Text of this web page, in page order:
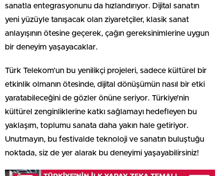
sanatla entegrasyonunu da hızlandırıyor. Dijital sanatın
yeni yüzüyle tanışacak olan ziyaretçiler, klasik sanat
anlayışının ötesine geçerek, çağın gereksinimlerine uygun
bir deneyim yaşayacaklar.
Türk Telekom’un bu yenilikçi projeleri, sadece kültürel bir
etkinlik olmanın ötesinde, dijital dönüşümün nasıl bir etki
yaratabileceğini de gözler önüne seriyor. Türkiye’nin
kültürel zenginliklerine katkı sağlamayı hedefleyen bu
yaklaşım, toplumu sanata daha yakın hale getiriyor.
Unutmayın, bu festivalde teknoloji ve sanatın buluştuğu
noktada, siz de yer alarak bu deneyimi yaşayabilirsiniz!